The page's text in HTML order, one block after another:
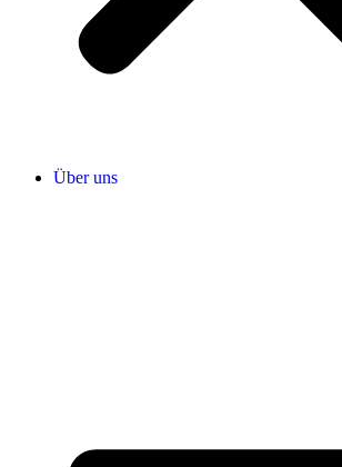
Über uns